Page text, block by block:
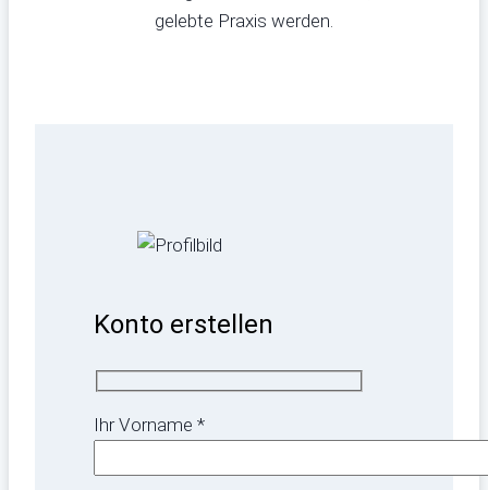
gelebte Praxis werden.
Konto erstellen
Ihr Vorname *